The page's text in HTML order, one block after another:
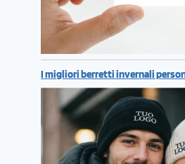
I migliori berretti invernali